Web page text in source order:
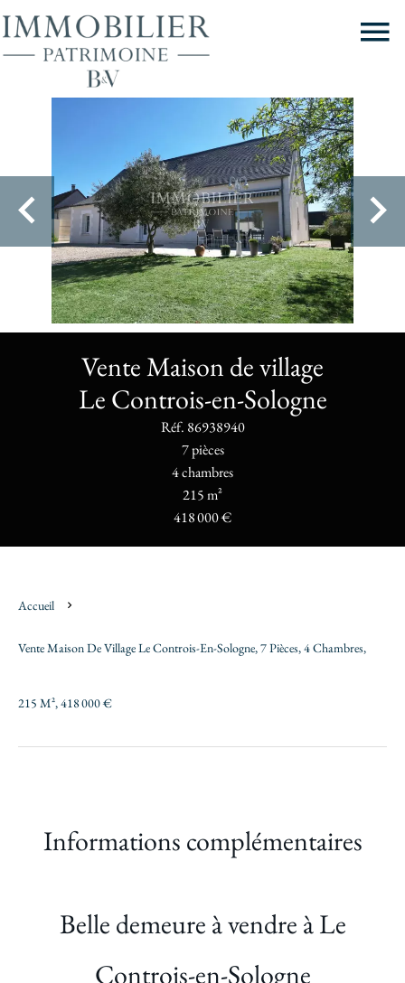
Vente Maison de village
Le Controis-en-Sologne
Réf. 86938940
7 pièces
4 chambres
215 m²
418 000 €
Accueil
Vente Maison De Village Le Controis-En-Sologne, 7 Pièces, 4 Chambres,
215 M², 418 000 €
Informations complémentaires
Belle demeure à vendre à Le
Controis-en-Sologne